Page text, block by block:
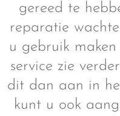
gereed te
reparatie
u gebruik
service zie
dit dan aan in
kunt u ook